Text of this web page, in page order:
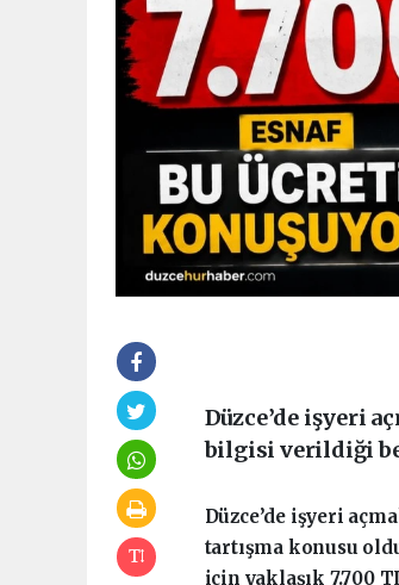
Düzce’de işyeri
bilgisi verildiği
Düzce’de işyeri
tartışma konusu
için yaklaşık 7.700